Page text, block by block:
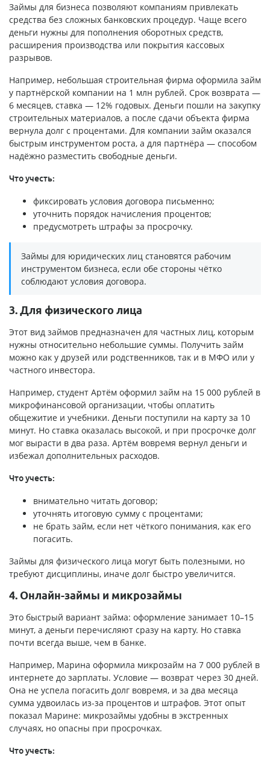
Займы для бизнеса позволяют компаниям привлекать
средства без сложных банковских процедур. Чаще всего
деньги нужны для пополнения оборотных средств,
расширения производства или покрытия кассовых
разрывов.
Например, небольшая строительная фирма оформила займ
у партнёрской компании на 1 млн рублей. Срок возврата —
6 месяцев, ставка — 12% годовых. Деньги пошли на закупку
строительных материалов, а после сдачи объекта фирма
вернула долг с процентами. Для компании займ оказался
быстрым инструментом роста, а для партнёра — способом
надёжно разместить свободные деньги.
Что учесть:
фиксировать условия договора письменно;
уточнить порядок начисления процентов;
предусмотреть штрафы за просрочку.
Займы для юридических лиц становятся рабочим
инструментом бизнеса, если обе стороны чётко
соблюдают условия договора.
3. Для физического лица
Этот вид займов предназначен для частных лиц, которым
нужны относительно небольшие суммы. Получить займ
можно как у друзей или родственников, так и в МФО или у
частного инвестора.
Например, студент Артём оформил займ на 15 000 рублей в
микрофинансовой организации, чтобы оплатить
общежитие и учебники. Деньги поступили на карту за 10
минут. Но ставка оказалась высокой, и при просрочке долг
мог вырасти в два раза. Артём вовремя вернул деньги и
избежал дополнительных расходов.
Что учесть:
внимательно читать договор;
уточнять итоговую сумму с процентами;
не брать займ, если нет чёткого понимания, как его
погасить.
Займы для физического лица могут быть полезными, но
требуют дисциплины, иначе долг быстро увеличится.
4. Онлайн-займы и микрозаймы
Это быстрый вариант займа: оформление занимает 10–15
минут, а деньги перечисляют сразу на карту. Но ставка
почти всегда выше, чем в банке.
Например, Марина оформила микрозайм на 7 000 рублей в
интернете до зарплаты. Условие — возврат через 30 дней.
Она не успела погасить долг вовремя, и за два месяца
сумма удвоилась из-за процентов и штрафов. Этот опыт
показал Марине: микрозаймы удобны в экстренных
случаях, но опасны при просрочках.
Что учесть: